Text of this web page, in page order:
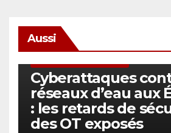
Aussi
Cyberattaques
réseaux d’eau aux
: les retards de
des OT exposés